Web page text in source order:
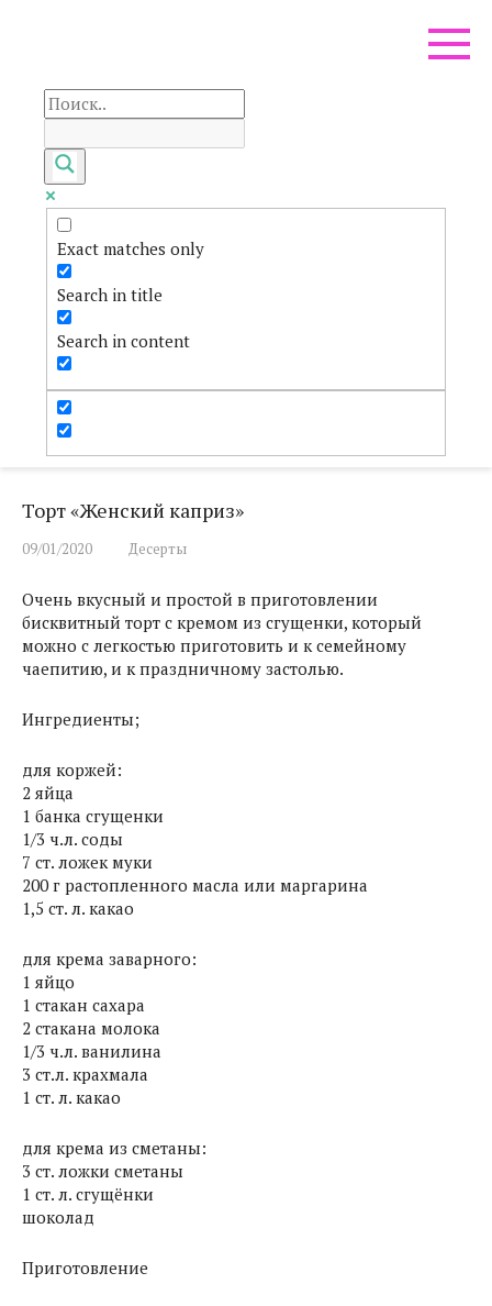
Exact matches only
Search in title
Search in content
Торт «Женский каприз»
09/01/2020 Десерты
Очень вкусный и простой в приготовлении
бисквитный торт с кремом из сгущенки, который
можно с легкостью приготовить и к семейному
чаепитию, и к праздничному застолью.
Ингредиенты;
для коржей:
2 яйца
1 банка сгущенки
1/3 ч.л. соды
7 ст. ложек муки
200 г растопленного масла или маргарина
1,5 ст. л. какао
для крема заварного:
1 яйцо
1 стакан сахара
2 стакана молока
1/3 ч.л. ванилина
3 ст.л. крахмала
1 ст. л. какао
для крема из сметаны:
3 ст. ложки сметаны
1 ст. л. сгущёнки
шоколад
Приготовление